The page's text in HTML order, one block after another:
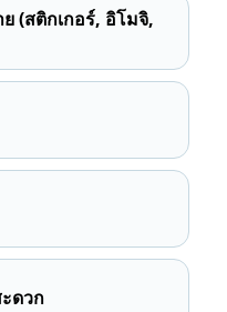
(สติกเกอร์, อิโมจิ,
ดวก